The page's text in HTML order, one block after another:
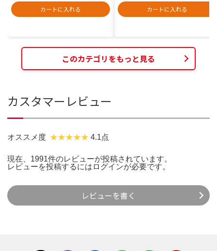
カートに入れる
カートに入れる
このカテゴリをもっと見る
カスタマーレビュー
オススメ度 4.1点
現在、1991件のレビューが投稿されています。
レビューを投稿するには ログインが必要です。
レビューを書く